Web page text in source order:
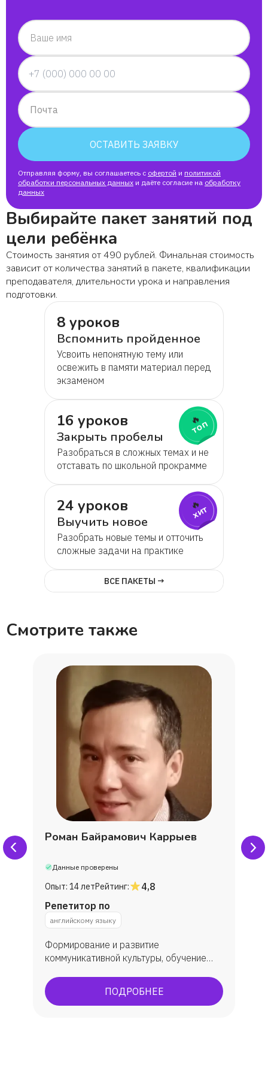
Ваше имя
Почта
ОСТАВИТЬ ЗАЯВКУ
Отправляя форму, вы соглашаетесь с офертой и политикой
обработки персональных данных и даёте согласие на обработку
данных
Выбирайте пакет занятий под
цели ребёнка
Стоимость занятия от 490 рублей. Финальная стоимость
зависит от количества занятий в пакете, квалификации
преподавателя, длительности урока и направления
подготовки.
8 уроков
Вспомнить пройденное
Усвоить непонятную тему или
освежить в памяти материал перед
экзаменом
16 уроков
Закрыть пробелы
Разобраться в сложных темах и не
отставать по школьной прокрамме
🔥
топ
24 уроков
Выучить новое
Разобрать новые темы и отточить
сложные задачи на практике
🔥
хит
ВСЕ ПАКЕТЫ →
Смотрите также
Роман Байрамович Каррыев
Данные проверены
Опыт: 14 летРейтинг:
4,8
Репетитор по
английскому языку
Формирование и развитие
коммуникативной культуры, обучение
языком, углубленное изучение. В
результате обучения у учеников
ПОДРОБНЕЕ